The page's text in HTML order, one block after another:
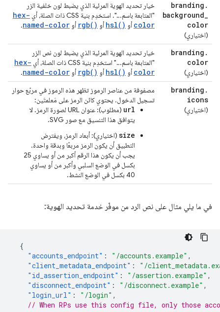
branding .
background_
color
(اختياري)
خيار تحديد الهوية المرئية الذي يضبط لون خلفية الزر
"المتابعة باسم...". استخدِم بنية CSS ذات الصلة، أي
hex-
color أو hsl() أو rgb() أو named-color
.
branding .
color
(اختياري)
خيار تحديد الهوية المرئية الذي يضبط لون نص الزر
"المتابعة باسم..." استخدِم بنية CSS ذات الصلة، أي
hex-
color أو hsl() أو rgb() أو named-color
.
branding .
icons
(اختياري)
مصفوفة من عناصر الرموز تظهر هذه الرموز في مربّع حوار
تسجيل الدخول. يحتوي كائن الرمز على مَعلمتَين:
url
(مطلوب): عنوان URL لصورة الرمز. لا
يتوافق هذا التنسيق مع صور SVG.
size (اختياري): أبعاد الرمز، ويفترض
التطبيق أن يكون الرمز مربعًا وبدقة واحدة.
يجب أن يكون هذا الرقم أكبر من أو يساوي 25
بكسل في الوضع السلبي وأكبر من أو يساوي
40 بكسل في الوضع النشط.
في ما يلي مثال على نص الرد من موفّر خدمة تحديد الهوية:
{
"accounts_endpoint" : "/accounts.example" ,
"client_metadata_endpoint" :
"/
"id_assertion_endpoint" : "/assertion.example" ,
"disconnect_endpoint" : "/disconnect.example" ,
"login_url" : "/login" ,
// When RPs use this config file, only those